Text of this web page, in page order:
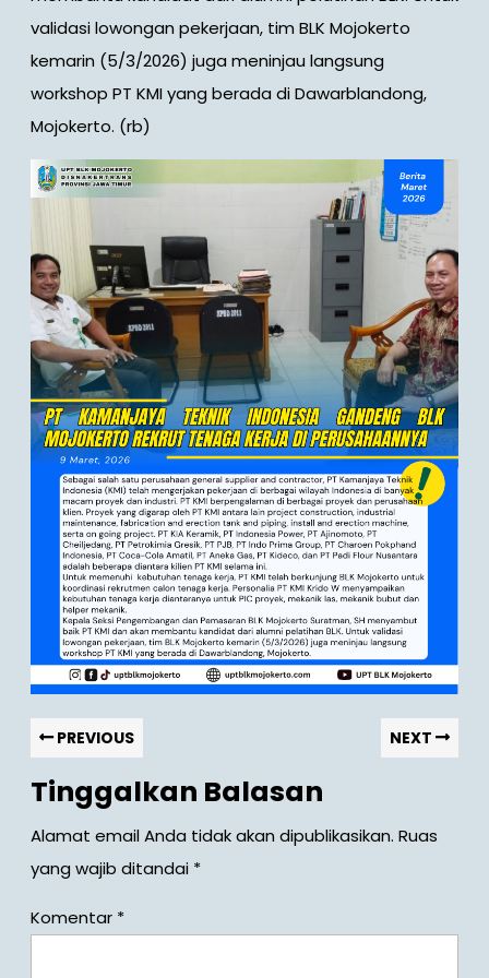
validasi lowongan pekerjaan, tim BLK Mojokerto
kemarin (5/3/2026) juga meninjau langsung
workshop PT KMI yang berada di Dawarblandong,
Mojokerto. (rb)
Navigasi
pos
PREVIOUS
post:
NEXT
Tinggalkan Balasan
Alamat email Anda tidak akan dipublikasikan. Ruas
yang wajib ditandai *
Komentar *